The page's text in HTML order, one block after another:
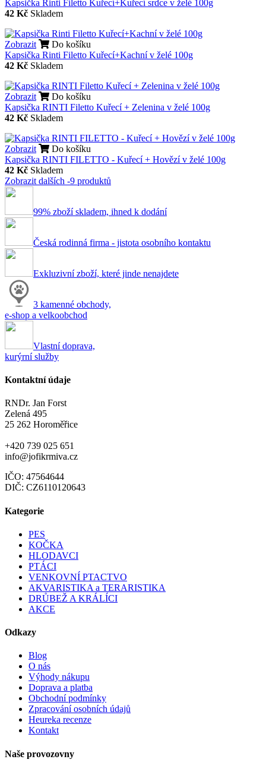
Kapsička Rinti Filetto Kuřecí+Kuřecí srdce v želé 100g
42 Kč Skladem
Zobrazit
Do košíku
Kapsička Rinti Filetto Kuřecí+Kachní v želé 100g
42 Kč Skladem
Zobrazit
Do košíku
Kapsička RINTI Filetto Kuřecí + Zelenina v želé 100g
42 Kč Skladem
Zobrazit
Do košíku
Kapsička RINTI FILETTO - Kuřecí + Hovězí v želé 100g
42 Kč Skladem
Zobrazit dalších -9 produktů
99% zboží skladem, ihned k dodání
Česká rodinná firma - jistota osobního kontaktu
Exkluzivní zboží, které jinde nenajdete
3 kamenné obchody,
e-shop a velkoobchod
Vlastní doprava,
kurýrní služby
Kontaktní údaje
RNDr. Jan Forst
Zelená 495
25 262 Horoměřice
+420 739 025 651
info@jofikrmiva.cz
IČO: 47564644
DIČ: CZ6110120643
Kategorie
PES
KOČKA
HLODAVCI
PTÁCI
VENKOVNÍ PTACTVO
AKVARISTIKA a TERARISTIKA
DRŮBEŽ A KRÁLÍCI
AKCE
Odkazy
Blog
O nás
Výhody nákupu
Doprava a platba
Obchodní podmínky
Zpracování osobních údajů
Heureka recenze
Kontakt
Naše provozovny